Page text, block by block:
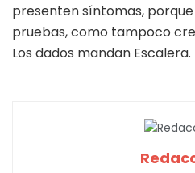
presenten síntomas,
pruebas, como tampoco
Los dados mandan